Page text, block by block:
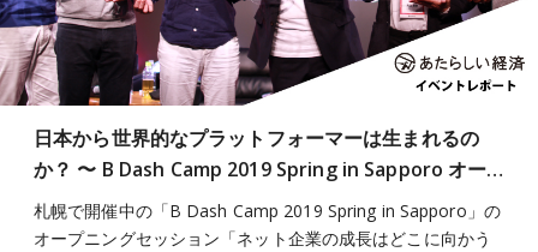
日本から世界的なプラットフォーマーは生まれるの
か？ 〜 B Dash Camp 2019 Spring in Sapporo オー…
札幌で開催中の「B Dash Camp 2019 Spring in Sapporo」の
オープニングセッション「ネット企業の成長はどこに向かう